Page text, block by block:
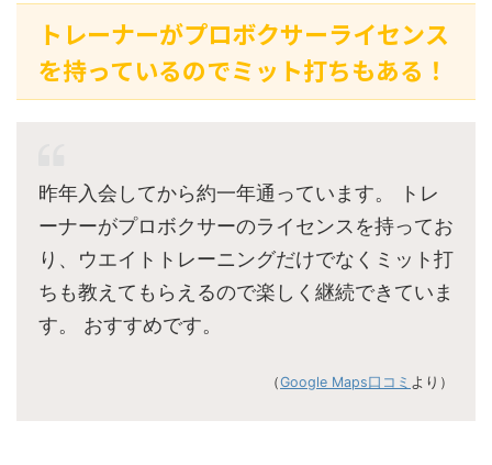
トレーナーがプロボクサーライセンス
を持っているのでミット打ちもある！
昨年入会してから約一年通っています。 トレ
ーナーがプロボクサーのライセンスを持ってお
り、ウエイトトレーニングだけでなくミット打
ちも教えてもらえるので楽しく継続できていま
す。 おすすめです。
（Google Maps口コミ より）